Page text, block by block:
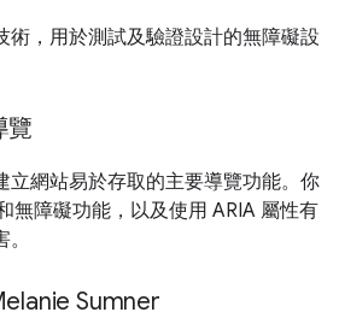
術，用於測試及驗證設計的無障礙設
覽
立網站易於存取的主要導覽功能。你
無障礙功能，以及使用 ARIA 屬性有
Sumner